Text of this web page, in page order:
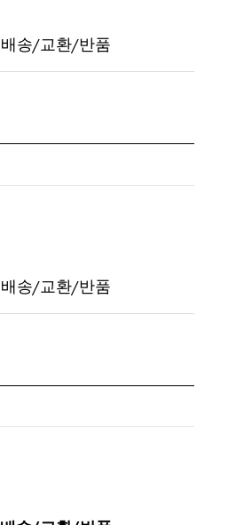
배송/교환/반품
배송/교환/반품